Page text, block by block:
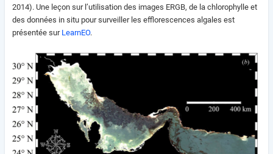
2014). Une leçon sur l’utilisation des images ERGB, de la chlorophylle et
des données in situ pour surveiller les efflorescences algales est
présentée sur LearnEO.